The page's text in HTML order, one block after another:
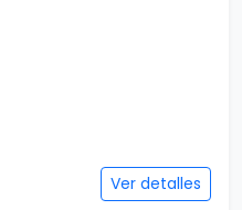
Ver detalles